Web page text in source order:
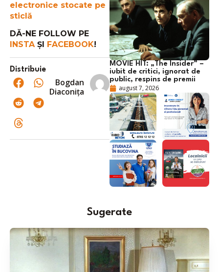
electronice stocate pe
sticlă
DĂ-NE FOLLOW PE
INSTA ȘI FACEBOOK!
Distribuie
Bogdan
Diaconița
MOVIE HIT: „The Insider” –
iubit de critici, ignorat de
public, respins de premii
august 7, 2026
Sugerate